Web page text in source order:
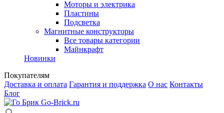
Моторы и электрика
Пластины
Подсветка
Магнитные конструкторы
Все товары категории
Майнкрафт
Новинки
Покупателям
Доставка и оплата Гарантия и поддержка О нас Контакты
Блог
Go-Brick.ru